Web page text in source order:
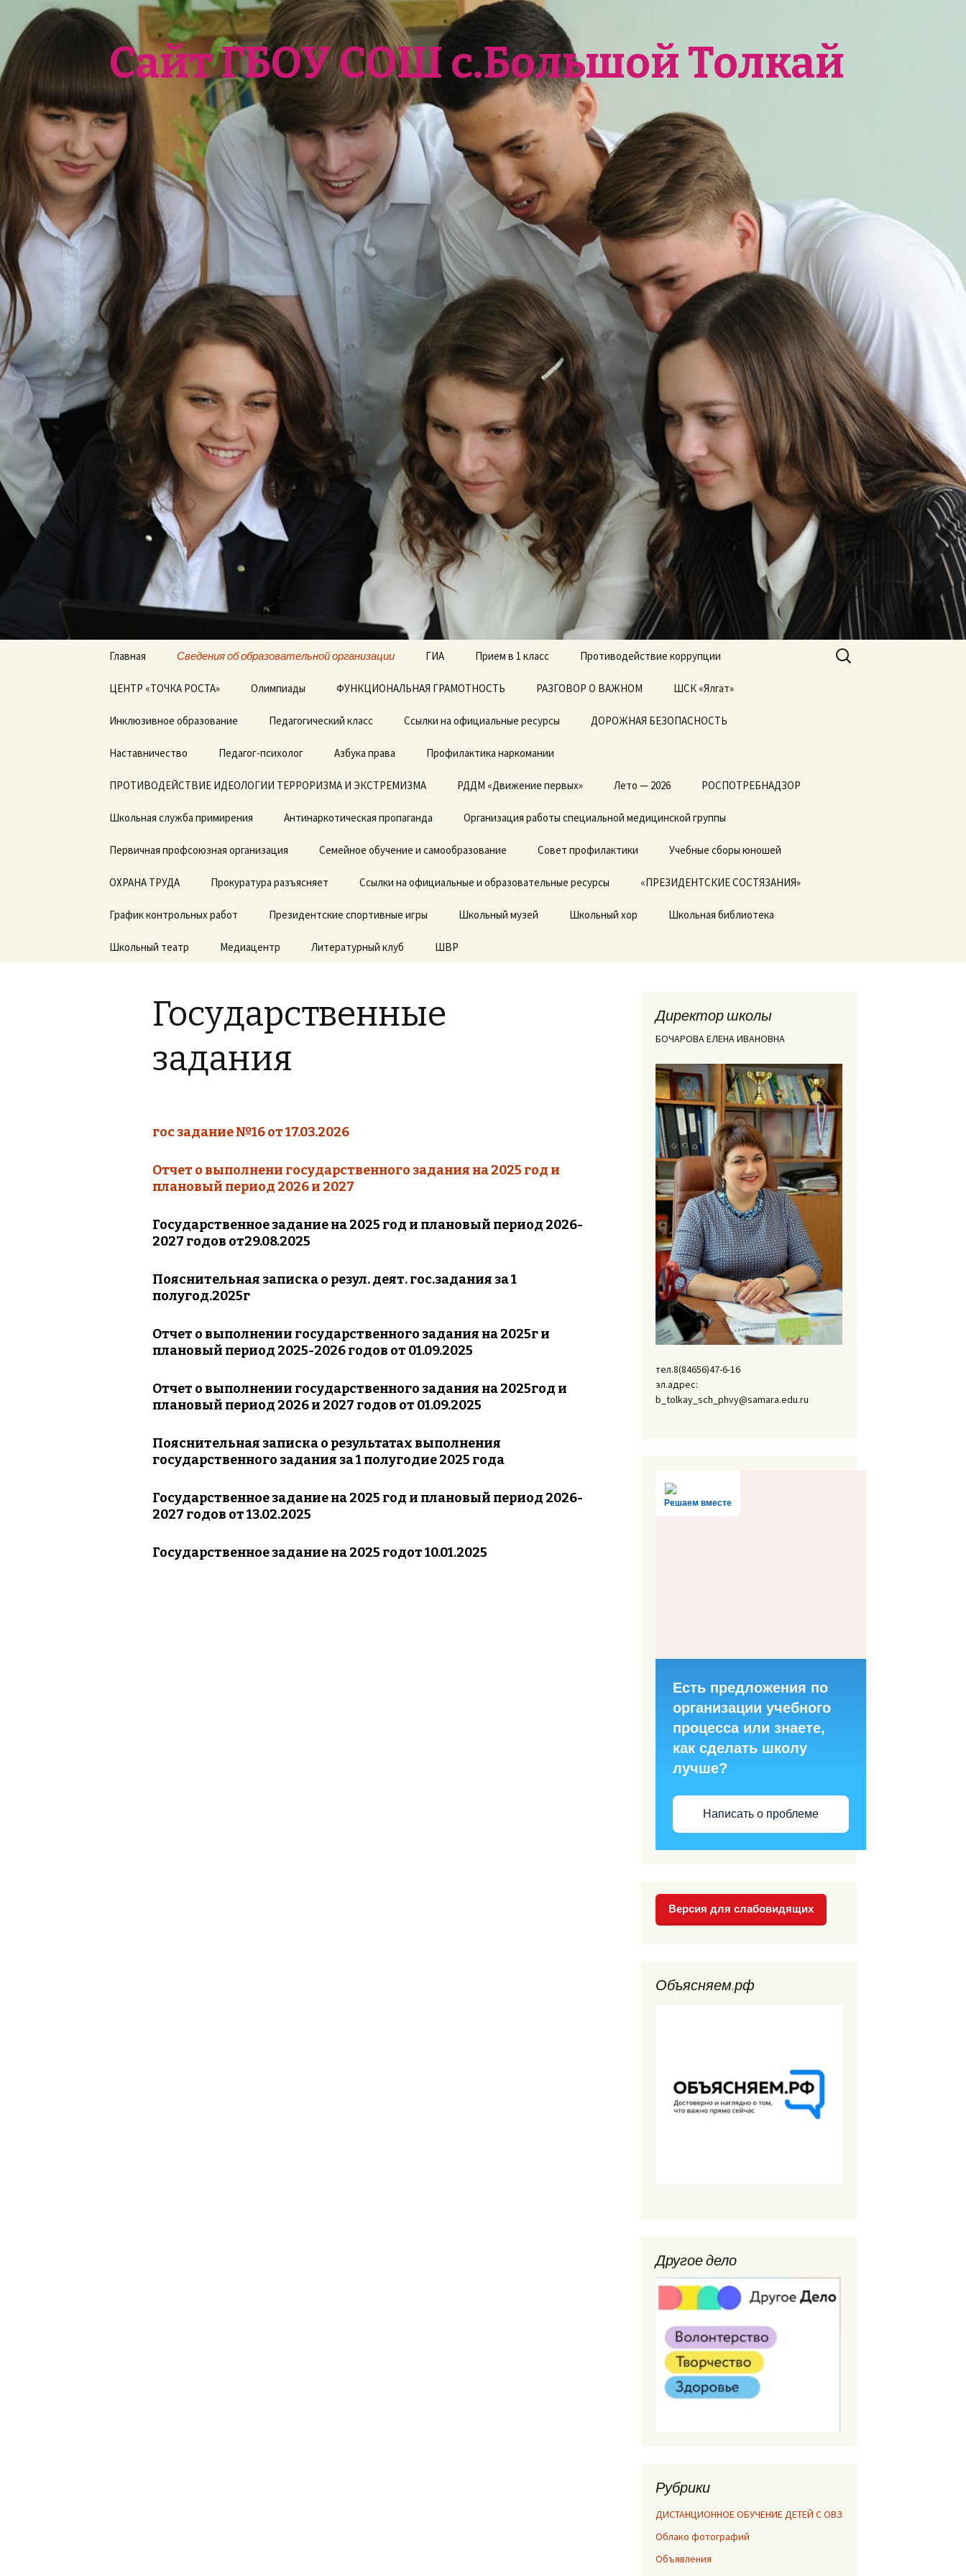
Сайт ГБОУ СОШ с.Большой Толкай
содержимому
Главная Сведения об образовательной организации
Основные сведения
Структура и органы
управления
организацией
Документы Локальные акты
Отчет о результатах
самообследования
Предписания органов,
государственный
отчеты об исполнении
предписаний
Государственные
Образование
Образовательные
стандарты и
образовательного
процесса.Доступная
среда.
Платные
образовательные
хозяйственная
деятельность
Вакантные места для
приема (перевода)
поддержки
обучающихся
сотрудничество
организации
ГИА
ЕГЭ
ОГЭ
Прием в 1 класс
Архив документов в 1
Противодействие коррупции
ЦЕНТР «ТОЧКА РОСТА»
Общая информация о
центре «Точка роста»
Образовательные
техническая база
Режим занятий
Мероприятия
Обратная связь,
Фотогалерея
Олимпиады ФУНКЦИОНАЛЬНАЯ ГРАМОТНОСТЬ РАЗГОВОР О ВАЖНОМ ШСК «Ялгат»
Всероссийские
Инклюзивное образование
Дорожная карта по
ДОГОВОРЫ о
Педагогический класс Ссылки на официальные ресурсы ДОРОЖНАЯ БЕЗОПАСНОСТЬ
Наставничество Педагог-психолог Азбука права Профилактика наркомании
ПРОТИВОДЕЙСТВИЕ ИДЕОЛОГИИ ТЕРРОРИЗМА И ЭКСТРЕМИЗМА РДДМ «Движение первых» Лето — 2026 РОСПОТРЕБНАДЗОР
Школьная служба примирения Антинаркотическая пропаганда Организация работы специальной медицинской группы
Первичная профсоюзная организация Семейное обучение и самообразование Совет профилактики Учебные сборы юношей
ОХРАНА ТРУДА Прокуратура разъясняет Ссылки на официальные и образовательные ресурсы «ПРЕЗИДЕНТСКИЕ СОСТЯЗАНИЯ»
График контрольных работ Президентские спортивные игры Школьный музей Школьный хор Школьная библиотека
Школьный театр Медиацентр Литературный клуб ШВР
Найти:
Государственные
задания
гос задание №16 от 17.03.2026
Отчет о выполнени государственного задания на 2025 год и
плановый период 2026 и 2027
Государственное задание на 2025 год и плановый период 2026-
2027 годов от29.08.2025
Пояснительная записка о резул. деят. гос.задания за 1
полугод.2025г
Отчет о выполнении государственного задания на 2025г и
плановый период 2025-2026 годов от 01.09.2025
Отчет о выполнении государственного задания на 2025год и
плановый период 2026 и 2027 годов от 01.09.2025
Пояснительная записка о результатах выполнения
государственного задания за 1 полугодие 2025 года
Государственное задание на 2025 год и плановый период 2026-
2027 годов от 13.02.2025
Государственное задание на 2025 годот 10.01.2025
Директор школы
БОЧАРОВА ЕЛЕНА ИВАНОВНА
тел.8(84656)47-6-16
эл.адрес:
b_tolkay_sch_phvy@samara.edu.ru
Решаем вместе
Есть предложения по
организации учебного
процесса или знаете,
как сделать школу
лучше?
Написать о проблеме
Версия для слабовидящих
Объясняем.рф
Другое дело
Рубрики
ДИСТАНЦИОННОЕ ОБУЧЕНИЕ ДЕТЕЙ С ОВЗ
Облако фотографий
Объявления